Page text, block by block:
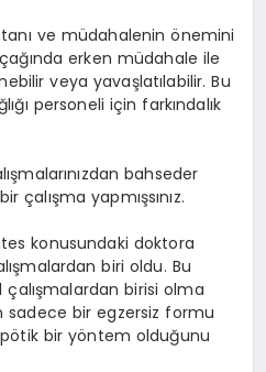
ve müdahalenin önemini
erken müdahale ile
veya yavaşlatılabilir. Bu
personeli için farkındalık
bahseder
çalışma yapmışsınız.
konusundaki doktora
biri oldu. Bu
çalışmalardan birisi olma
sadece bir egzersiz formu
bir yöntem olduğunu